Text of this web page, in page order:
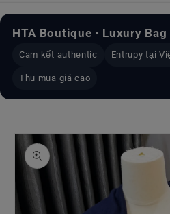
HTA Boutique • Luxury
Cam kết authentic Entrupy tại
Thu mua giá cao
đến
thông
tin sản
phẩm